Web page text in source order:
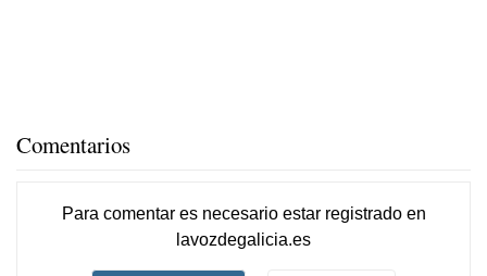
Comentarios
Para comentar es necesario estar registradoen
lavozdegalicia.es